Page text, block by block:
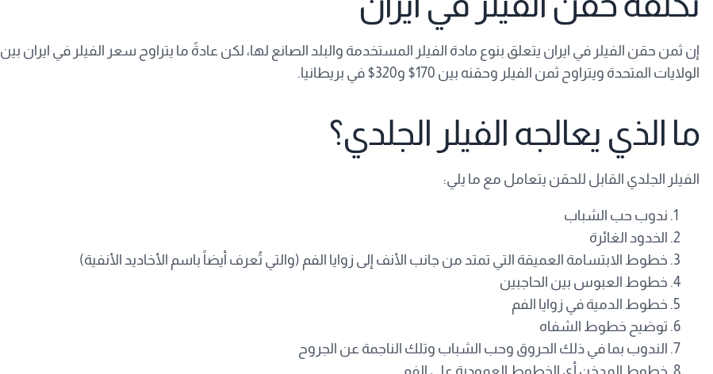
إن ثمن حقن الفيلر في ايران يتعلق بنوع مادة الفيلر المستخدمة والبلد الصانع لها، لكن عادةً ما يتراوح سعر الفيلر في ايران بين
الولايات المتحدة ويتراوح ثمن الفيلر وحقنه بين 170$ و320$ في بريطانيا.
ما الذي يعالجه الفيلر الجلدي؟
الفيلر الجلدي القابل للحقن يتعامل مع ما يلي:
ندوب حب الشباب
الخدود الغائرة
خطوط الابتسامة العميقة التي تمتد من جانب الأنف إلى زوايا الفم (والتي تُعرف أيضاً باسم الأخاديد الأنفية)
خطوط العبوس بين الحاجبين
خطوط الدمية في زوايا الفم
توضيح خطوط الشفاه
الندوب بما في ذلك الحروق وحب الشباب وتلك الناجمة عن الجروح